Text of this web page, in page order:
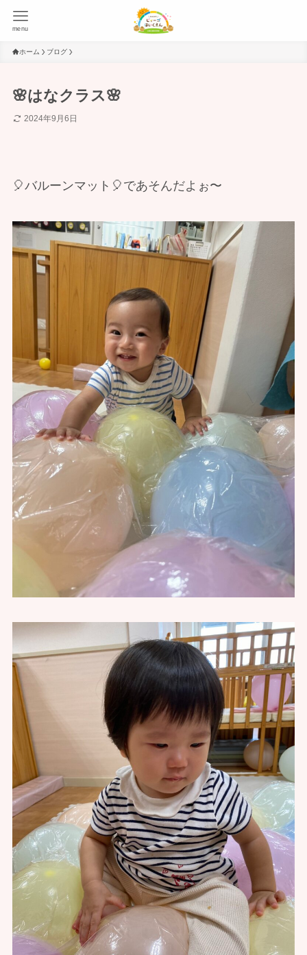
menu
ホーム ブログ
🌸はなクラス🌸
2024年9月6日
🎈バルーンマット🎈であそんだよぉ〜